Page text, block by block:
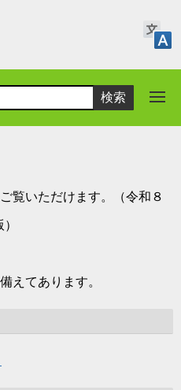
覧いただけます。（令和８
えてあります。